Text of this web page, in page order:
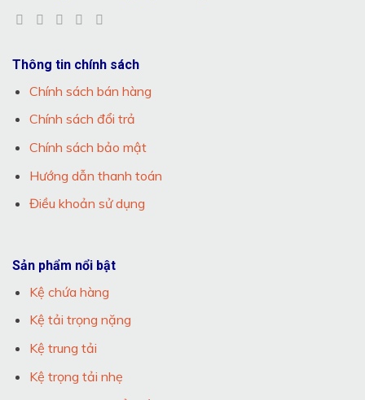
Thông tin chính sách
Chính sách bán hàng
Chính sách đổi trả
Chính sách bảo mật
Hướng dẫn thanh toán
Điều khoản sử dụng
Sản phẩm nổi bật
Kệ chứa hàng
Kệ tải trọng nặng
Kệ trung tải
Kệ trọng tải nhẹ